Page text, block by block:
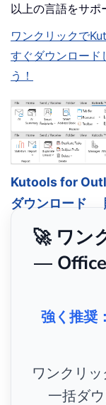
以上の言語をサポ
ワンクリックで
すぐダウンロード
う！
Kutools for
ダウンロード
🚀 ワン
—
強く推奨
ワンクリ
一括ダ